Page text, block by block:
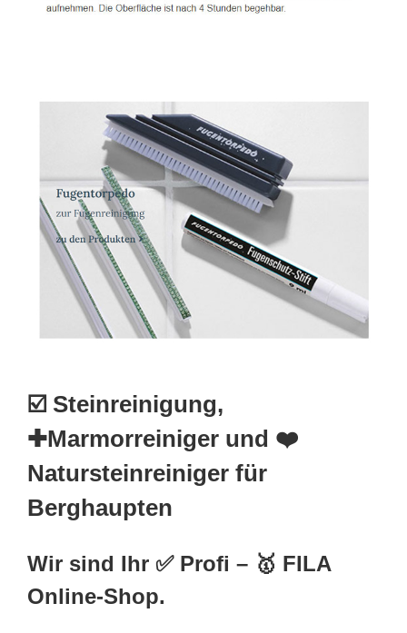
☑️ Steinreinigung,
✚Marmorreiniger und ❤️
Natursteinreiniger für
Berghaupten
Wir sind Ihr ✅ Profi – 🥇 FILA
Online-Shop.